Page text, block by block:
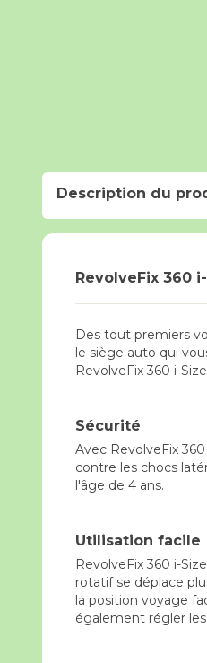
Description du
RevolveFix 360
Des tout premiers
le siège auto qui
RevolveFix 360 i-
Sécurité
Avec RevolveFix
contre les chocs
l'âge de 4 ans.
Utilisation facile
RevolveFix 360 i-
rotatif se déplace
la position voyage
également régler